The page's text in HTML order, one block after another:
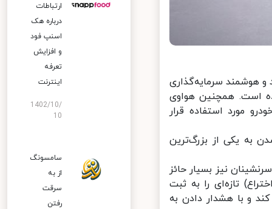
هوشمند سرمایه‌گذاری
است. همچنین هواوی
مورد استفاده قرار
به یکی از بزرگ‌ترین
نیز بسیار حائز
تازه‌ای را به ثبت
و با هشدار دادن به
ارتباطات
درباره هک
اسنپ‌ فود
و افزایش
تعرفه
اینترنت
1402/10/
10
سامسونگ
از به
سرقت
رفتن